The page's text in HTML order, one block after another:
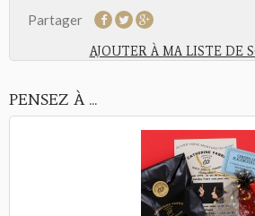
Partager
AJOUTER À MA LISTE DE
PENSEZ À ...